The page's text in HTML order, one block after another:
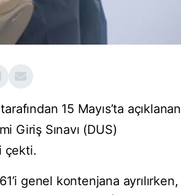
15 Mayıs’ta açıklanan
Giriş Sınavı (DUS)
çekti.
genel kontenjana ayrılırken,